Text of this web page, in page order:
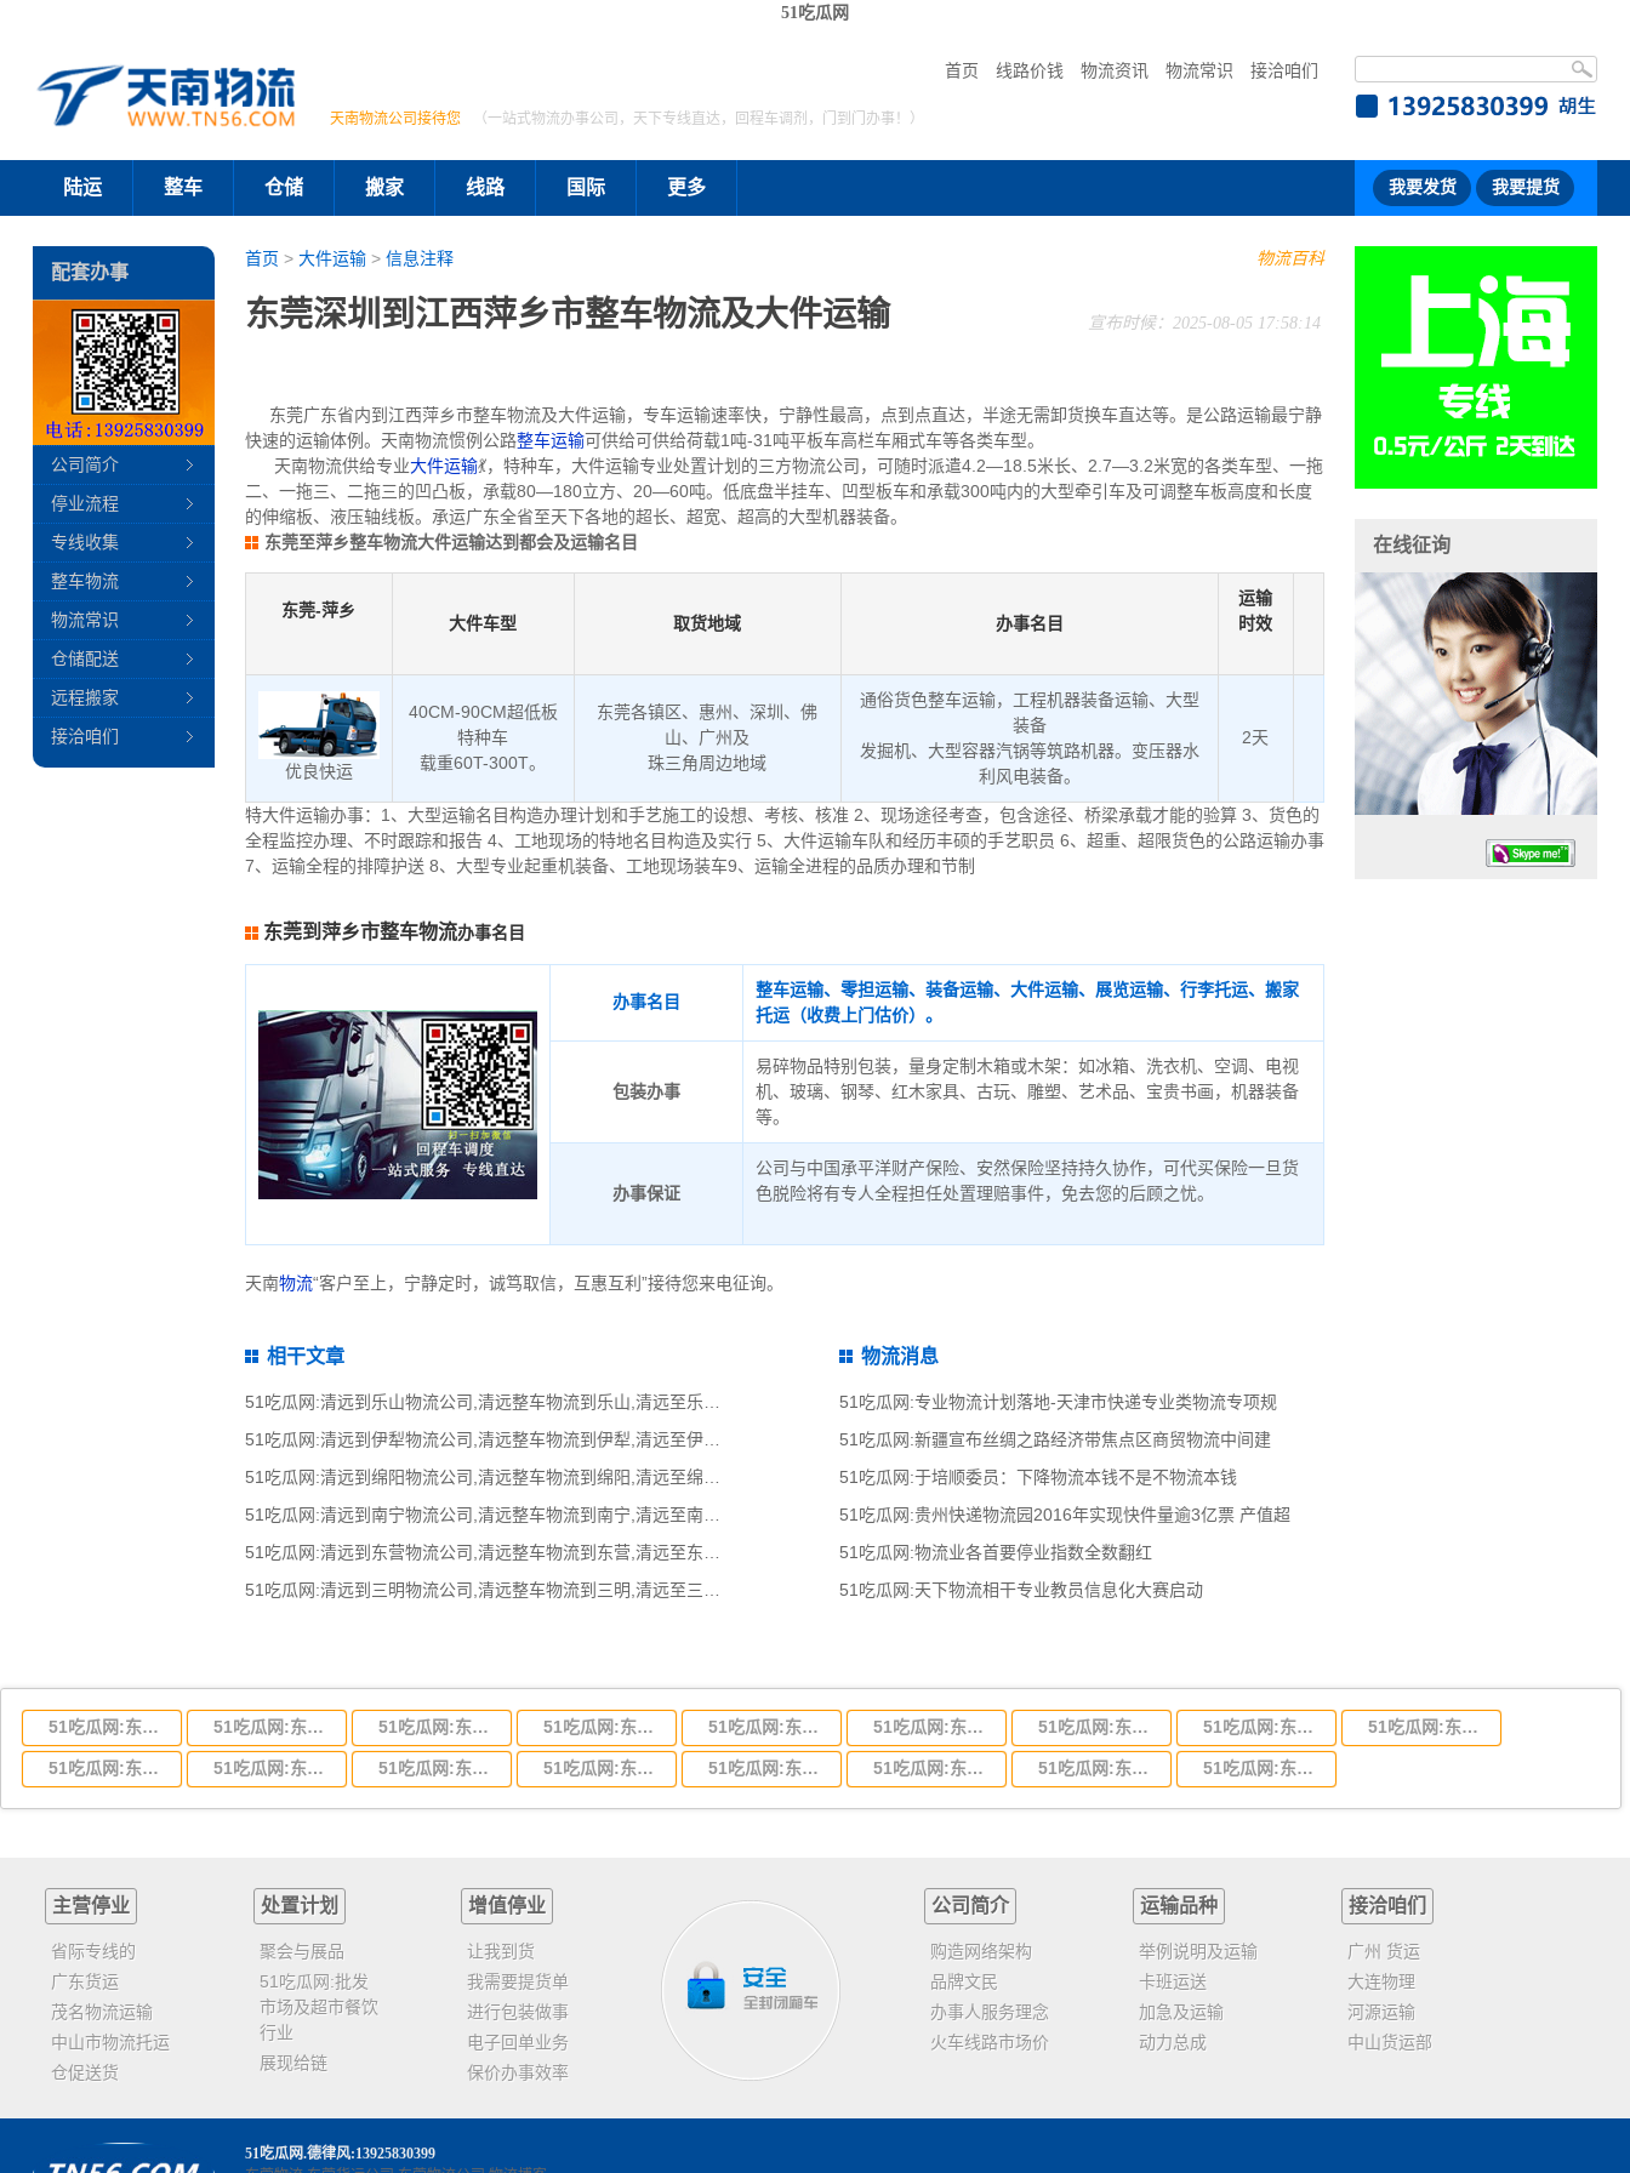
51吃瓜网
首页 线路价钱 物流资讯 物流常识 接洽咱们
天南物流公司接待您 （一站式物流办事公司，天下专线直达，回程车调剂，门到门办事！）
陆运 整车 仓储 搬家 线路 国际 更多 我要发货 我要提货
物流百科
首页 > 大件运输> 信息注释
东莞深圳到江西萍乡市整车物流及大件运输 宣布时候：2025-08-05 17:58:14
东莞广东省内到江西萍乡市整车物流及大件运输，专车运输速率快，宁静性最高，点到点直达，半途无需卸货换车直达等。是公路运输最宁静
快速的运输体例。天南物流惯例公路整车运输可供给可供给荷载1吨-31吨平板车高栏车厢式车等各类车型。
天南物流供给专业大件运输💃，特种车，大件运输专业处置计划的三方物流公司，可随时派遣4.2—18.5米长、2.7—3.2米宽的各类车型、一拖
二、一拖三、二拖三的凹凸板，承载80—180立方、20—60吨。低底盘半挂车、凹型板车和承载300吨内的大型牵引车及可调整车板高度和长度
的伸缩板、液压轴线板。承运广东全省至天下各地的超长、超宽、超高的大型机器装备。
东莞至萍乡整车物流大件运输达到都会及运输名目
东莞-萍乡
大件车型 取货地域 办事名目
运输
时效
优良快运
40CM-90CM超低板
特种车
载重60T-300T。
东莞各镇区、惠州、深圳、佛
山、广州及
珠三角周边地域
通俗货色整车运输，工程机器装备运输、大型
装备
发掘机、大型容器汽锅等筑路机器。变压器水
利风电装备。
2天
特大件运输办事：1、大型运输名目构造办理计划和手艺施工的设想、考核、核准 2、现场途径考查，包含途径、桥梁承载才能的验算 3、货色的
全程监控办理、不时跟踪和报告 4、工地现场的特地名目构造及实行 5、大件运输车队和经历丰硕的手艺职员 6、超重、超限货色的公路运输办事
7、运输全程的排障护送 8、大型专业起重机装备、工地现场装车9、运输全进程的品质办理和节制
东莞到萍乡市整车物流办事名目
办事名目
整车运输、零担运输、装备运输、大件运输、展览运输、行李托运、搬家
托运（收费上门估价）。
包装办事
易碎物品特别包装，量身定制木箱或木架：如冰箱、洗衣机、空调、电视
机、玻璃、钢琴、红木家具、古玩、雕塑、艺术品、宝贵书画，机器装备
等。
办事保证
公司与中国承平洋财产保险、安然保险坚持持久协作，可代买保险一旦货
色脱险将有专人全程担任处置理赔事件，免去您的后顾之忧。
天南物流“客户至上，宁静定时，诚笃取信，互惠互利”接待您来电征询。
相干文章
51吃瓜网:清远到伊犁物流公司,清远整车物流到伊犁,清远至伊犁物流专线 - 天南
51吃瓜网:清远到南宁物流公司,清远整车物流到南宁,清远至南宁物流专线 - 天南
物流消息
51吃瓜网:专业物流计划落地-天津市快递专业类物流专项规
51吃瓜网:新疆宣布丝绸之路经济带焦点区商贸物流中间建
51吃瓜网:于培顺委员：下降物流本钱不是不物流本钱
51吃瓜网:贵州快递物流园2016年实现快件量逾3亿票 产值超
51吃瓜网:物流业各首要停业指数全数翻红
51吃瓜网:天下物流相干专业教员信息化大赛启动
配套办事
公司简介
停业流程
专线收集
整车物流
物流常识
仓储配送
远程搬家
接洽咱们
在线征询
51吃瓜网:东莞到湖北省物流专线,东莞到湖北省物流公司 51吃瓜网:东莞到河南省物流专线,东莞到河南省物流公司 51吃瓜网:东莞到湖南省物流专线,东莞到湖南省物流公司 51吃瓜网:东莞到河北省物流专线,东莞到河北省物流公司 51吃瓜网:东莞到吉林省物流运输,东莞到吉林省物流公司 51吃瓜网:东莞到甘肃省物流运输,东莞到甘肃省物流公司 51吃瓜网:东莞到陕西省物流运输,东莞到陕西省物流公司 51吃瓜网:东莞到贵州省物流运输,东莞到贵州省物流公司 51吃瓜网:东莞到四川省物流专线,东莞到四川省物流公司
51吃瓜网:东莞到云南省物流运输,东莞到云南省物流公司 51吃瓜网:东莞到江西省物流专线,东莞到江西省物流公司 51吃瓜网:东莞到安徽省物流专线,东莞到安徽省物流公司 51吃瓜网:东莞到山东省物流专线,东莞到山东省物流公司 51吃瓜网:东莞到江苏物流专线运输,东莞到江苏省物流公司 51吃瓜网:东莞到浙江省物流运输,东莞到浙江省物流公司 51吃瓜网:东莞到福建省物流运输,东莞到福建省物流公司 51吃瓜网:东莞到广西物流专线,东莞到广西物流公司
主营停业
省际专线的
广东货运
茂名物流运输
中山市物流托运
仓促送货
处置计划
聚会与展品
51吃瓜网:批发
市场及超市餐饮
行业
展现给链
增值停业
让我到货
我需要提货单
进行包装做事
电子回单业务
保价办事效率
公司简介
购造网络架构
品牌文民
办事人服务理念
火车线路市场价
运输品种
举例说明及运输
卡班运送
加急及运输
动力总成
接洽咱们
广州 货运
大连物理
河源运输
中山货运部
51吃瓜网.德律风:13925830399